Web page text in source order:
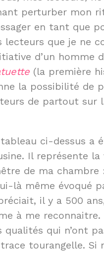
perturber mon
en tant que
lecteurs que je ne
d’un homme
(la première
la possibilité de
de partout sur
ci-dessus a
Il représente
de ma chambre
là même évoqué
il y a 500
à me
qualités qui n’ont
tourangelle. Si